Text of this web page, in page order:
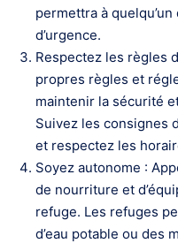
permettra à
d’urgence.
Respectez les règles
propres règles et
maintenir la sécurité
Suivez les consignes
et respectez les
Soyez autonome :
de nourriture et
refuge. Les refuges
d’eau potable ou des